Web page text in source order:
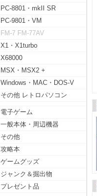
PC-8801・mkII SR
PC-9801・VM
FM-7 FM-77AV
X1・X1turbo
X68000
MSX・MSX2 +
Windows・MAC・DOS-V
その他 レトロパソコン
電子ゲーム
一般本体・周辺機器
その他
攻略本
ゲームグッズ
ジャンク＆掘出物
プレゼント品